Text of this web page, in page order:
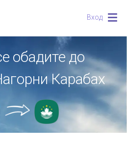
Вход
обадите до
Карабах